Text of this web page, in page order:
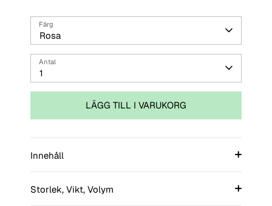
Färg
Rosa
Antal
1
LÄGG TILL I VARUKORG
Innehåll
Storlek, Vikt, Volym